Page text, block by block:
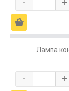
- +
Ä
Лампа
- +